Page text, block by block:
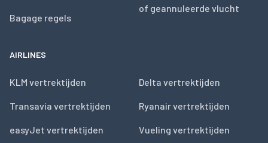
Bagage regels
of geannuleerde vlucht
AIRLINES
KLM vertrektijden
Transavia vertrektijden
easyJet vertrektijden
Delta vertrektijden
Ryanair vertrektijden
Vueling vertrektijden